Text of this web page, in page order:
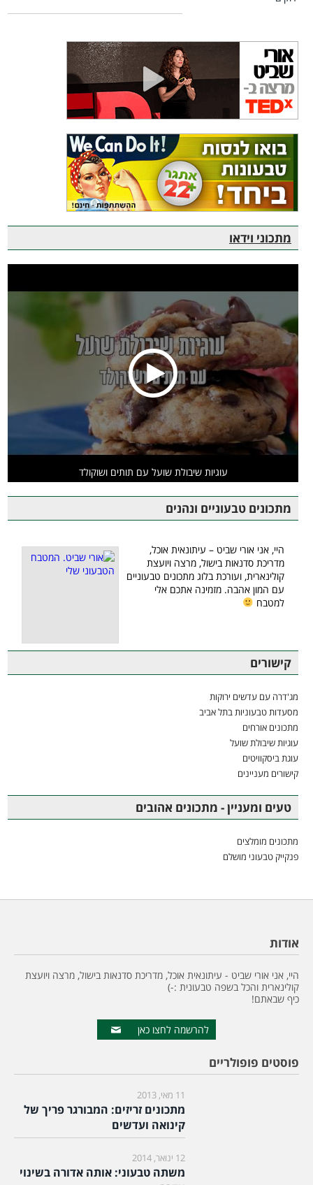
מתכוני וידאו
עוגיות שיבולת שועל עם תותים ושוקולד
מתכונים טבעוניים ונהנים
היי, אני אורי שביט – עיתונאית אוכל,
מדריכת סדנאות בישול, מרצה ויועצת
קולינארית, ועורכת בלוג מתכונים טבעוניים
עם המון אהבה. מזמינה אתכם אלי
למטבח
קישורים
מג'דרה עם עדשים ירוקות
מסעדות טבעוניות בתל אביב
מתכונים אורחים
עוגיות שיבולת שועל
עוגת ביסקוויטים
קישורים מעניינים
טעים ומעניין - מתכונים אהובים
מתכונים מומלצים
פנקייק טבעוני מושלם
אודות
היי, אני אורי שביט - עיתונאית אוכל, מדריכת סדנאות בישול, מרצה ויועצת
קולינארית והכל בשפה טבעונית :-)
כיף שבאתם!
להרשמה לחצו כאן
פוסטים פופולריים
11 מאי, 2013
מתכונים זריזים: המבורגר פריך של
קינואה ועדשים
12 ינואר, 2014
משתה טבעוני: אותה אדורה בשינוי